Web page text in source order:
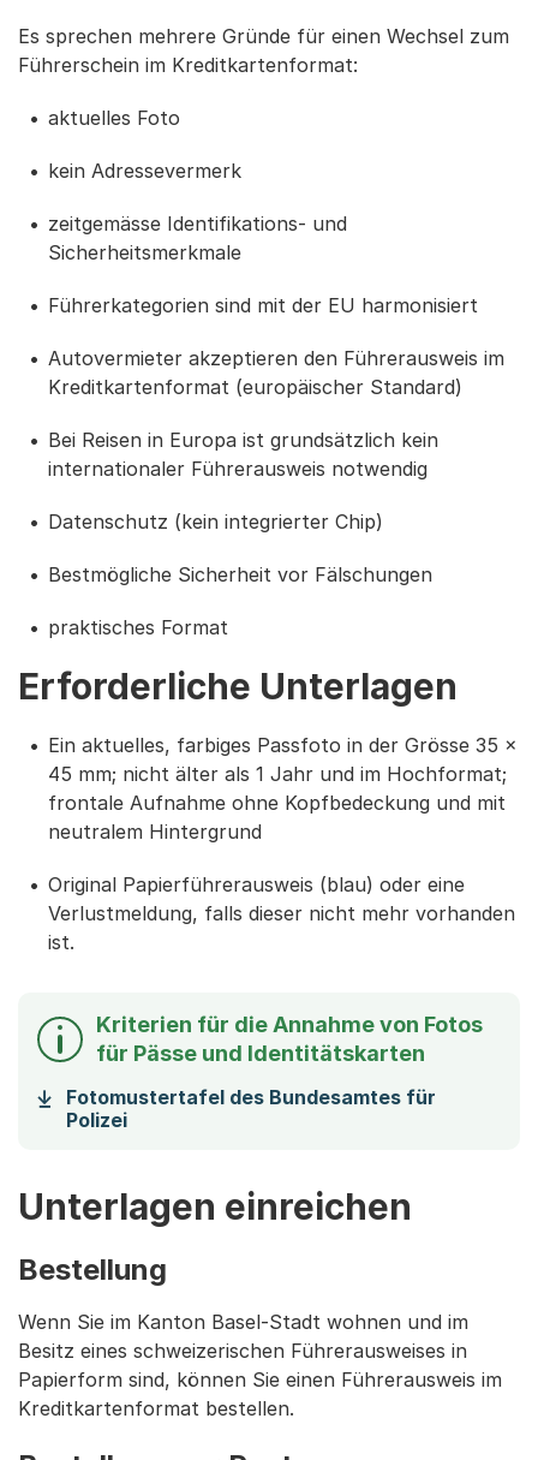
Es sprechen mehrere Gründe für einen Wechsel zum
Führerschein im Kreditkartenformat:
aktuelles Foto
kein Adressevermerk
zeitgemässe Identifikations- und
Sicherheitsmerkmale
Führerkategorien sind mit der EU harmonisiert
Autovermieter akzeptieren den Führerausweis im
Kreditkartenformat (europäischer Standard)
Bei Reisen in Europa ist grundsätzlich kein
internationaler Führerausweis notwendig
Datenschutz (kein integrierter Chip)
Bestmögliche Sicherheit vor Fälschungen
praktisches Format
Erforderliche Unterlagen
Ein aktuelles, farbiges Passfoto in der Grösse 35 x
45 mm; nicht älter als 1 Jahr und im Hochformat;
frontale Aufnahme ohne Kopfbedeckung und mit
neutralem Hintergrund
Original Papierführerausweis (blau) oder eine
Verlustmeldung, falls dieser nicht mehr vorhanden
ist.
Kriterien für die Annahme von Fotos
für Pässe und Identitätskarten
Fotomustertafel des Bundesamtes für
Polizei
Unterlagen einreichen
Bestellung
Wenn Sie im Kanton Basel-Stadt wohnen und im
Besitz eines schweizerischen Führerausweises in
Papierform sind, können Sie einen Führerausweis im
Kreditkartenformat bestellen.